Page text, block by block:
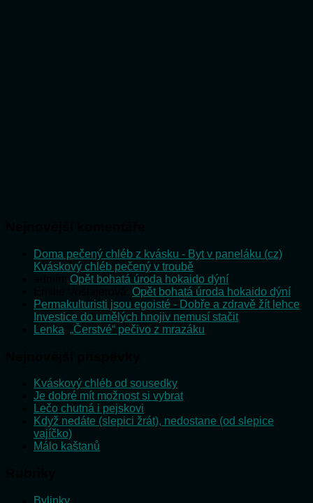
Doma pečený chléb z kvásku - Byt v paneláku (cz)
Kváskový chléb pečený v troubě
Opět bohatá úroda hokaido dýní
Opět bohatá úroda hokaido dýní
Permakulturisti jsou egoisté - Dobře a zdravě žít lehce
Investice do umělých hnojiv nemusí stačit
Lenka „Čerstvé“ pečivo z mrazáku
Kváskový chléb od sousedky
Je dobré mít možnost si vybrat
Lečo chutná i pejskovi
Když nedáte (slepici žrát), nedostane (od slepice
vajíčko)
Málo kaštanů
Bylinky